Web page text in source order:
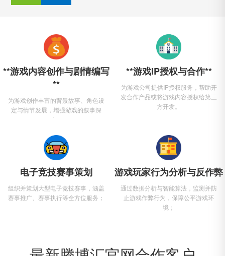
**游戏内容创作与剧情编写
**
为游戏创作丰富的背景故事、角色设
定与情节发展，增强游戏的叙事深
度。
电子竞技赛事策划
组织并策划大型电子竞技赛事，涵盖
赛事推广、赛事执行等全方位服务；
**游戏IP授权与合作**
为游戏公司提供IP授权服务，帮助开
发合作产品或将游戏内容授权给第三
方开发。
游戏玩家行为分析与反作弊
通过数据分析与智能算法，监测并防
止游戏作弊行为，保障公平游戏环
境；